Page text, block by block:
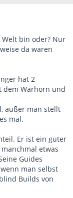
bin oder? Nur
da waren
hat 2
dem Warhorn und
außer man stellt
mal.
Er ist ein guter
etwas
Guides
man selbst
Builds von